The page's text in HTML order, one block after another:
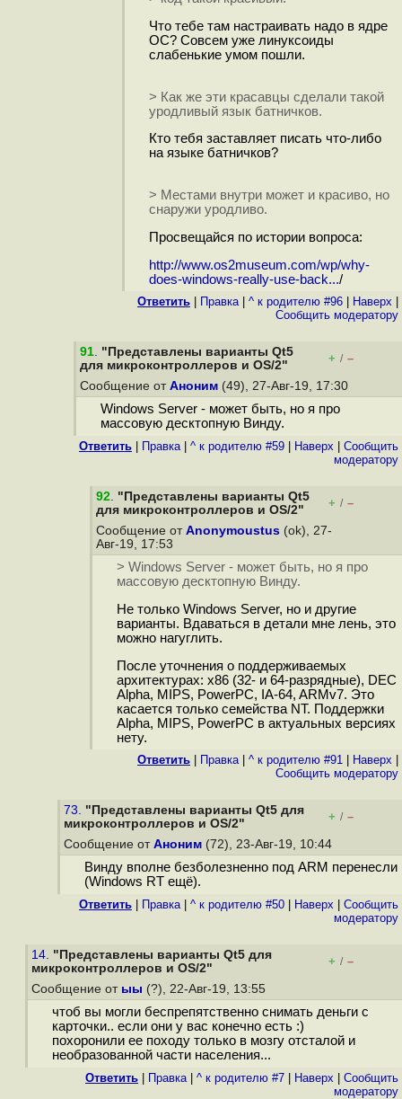
Что тебе там настраивать надо в ядре
ОС? Совсем уже линуксоиды
слабенькие умом пошли.
> Как же эти красавцы сделали такой
уродливый язык батничков.
Кто тебя заставляет писать что-либо
на языке батничков?
> Местами внутри может и красиво, но
снаружи уродливо.
Просвещайся по истории вопроса:
http://www.os2museum.com/wp/why-
does-windows-really-use-back.../
Ответить Правка| ^ к родителю #96 Наверх
Cообщить модератору
91. "Представлены варианты Qt5
для микроконтроллеров и OS/2"
+ / –
Сообщение от Аноним (49), 27-Авг-19, 17:30
Windows Server - может быть, но я про
массовую десктопную Винду.
Ответить Правка| ^ к родителю #59 Наверх
Cообщить
модератору
92. "Представлены варианты Qt5
для микроконтроллеров и OS/2"
+ / –
Сообщение от Anonymoustus (ok), 27-
Авг-19, 17:53
> Windows Server - может быть, но я про
массовую десктопную Винду.
Не только Windows Server, но и другие
варианты. Вдаваться в детали мне лень, это
можно нагуглить.
После уточнения о поддерживаемых
архитектурах: x86 (32- и 64-разрядные), DEC
Alpha, MIPS, PowerPC, IA-64, ARMv7. Это
касается только семейства NT. Поддержки
Alpha, MIPS, PowerPC в актуальных версиях
нету.
Ответить Правка| ^ к родителю #91 Наверх
Cообщить модератору
73. "Представлены варианты Qt5 для
микроконтроллеров и OS/2"
+ / –
Сообщение от Аноним (72), 23-Авг-19, 10:44
Винду вполне безболезненно под ARM перенесли
(Windows RT ещё).
Ответить Правка| ^ к родителю #50 Наверх
Cообщить
модератору
14. "Представлены варианты Qt5 для
микроконтроллеров и OS/2"
+ / –
Сообщение от ыы (?), 22-Авг-19, 13:55
чтоб вы могли беспрепятственно снимать деньги с
карточки.. если они у вас конечно есть :)
похоронили ее походу только в мозгу отсталой и
необразованной части населения...
Ответить Правка| ^ к родителю #7 Наверх
Cообщить
модератору